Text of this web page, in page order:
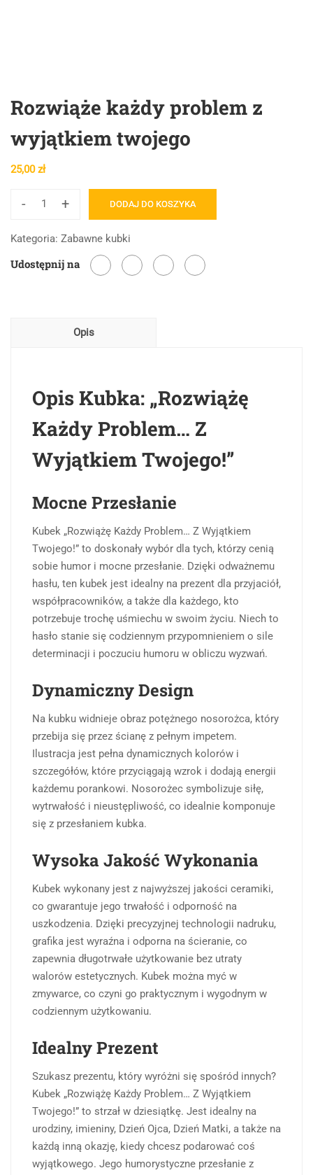
Rozwiąże każdy problem z
wyjątkiem twojego
25,00zł
-
ilość
problem
+ DODAJ DO KOSZYKA
Kategoria: Zabawne kubki
Udostępnij na
Opis
Opis Kubka: „Rozwiążę
Każdy Problem… Z
Wyjątkiem Twojego!”
Mocne Przesłanie
Kubek „Rozwiążę Każdy Problem… Z Wyjątkiem
Twojego!” to doskonały wybór dla tych, którzy cenią
sobie humor i mocne przesłanie. Dzięki odważnemu
hasłu, ten kubek jest idealny na prezent dla przyjaciół,
współpracowników, a także dla każdego, kto
potrzebuje trochę uśmiechu w swoim życiu. Niech to
hasło stanie się codziennym przypomnieniem o sile
determinacji i poczuciu humoru w obliczu wyzwań.
Dynamiczny Design
Na kubku widnieje obraz potężnego nosorożca, który
przebija się przez ścianę z pełnym impetem.
Ilustracja jest pełna dynamicznych kolorów i
szczegółów, które przyciągają wzrok i dodają energii
każdemu porankowi. Nosorożec symbolizuje siłę,
wytrwałość i nieustępliwość, co idealnie komponuje
się z przesłaniem kubka.
Wysoka Jakość Wykonania
Kubek wykonany jest z najwyższej jakości ceramiki,
co gwarantuje jego trwałość i odporność na
uszkodzenia. Dzięki precyzyjnej technologii nadruku,
grafika jest wyraźna i odporna na ścieranie, co
zapewnia długotrwałe użytkowanie bez utraty
walorów estetycznych. Kubek można myć w
zmywarce, co czyni go praktycznym i wygodnym w
codziennym użytkowaniu.
Idealny Prezent
Szukasz prezentu, który wyróżni się spośród innych?
Kubek „Rozwiążę Każdy Problem… Z Wyjątkiem
Twojego!” to strzał w dziesiątkę. Jest idealny na
urodziny, imieniny, Dzień Ojca, Dzień Matki, a także na
każdą inną okazję, kiedy chcesz podarować coś
wyjątkowego. Jego humorystyczne przesłanie z